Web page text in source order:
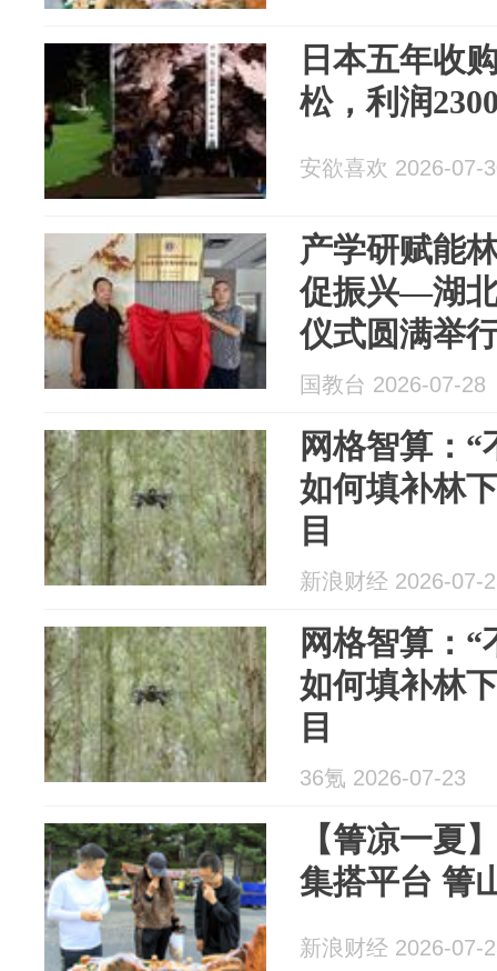
日本五年收
松，利润
安欲喜欢 2026-07-
产学研赋能
促振兴—湖
仪式圆满举
国教台 2026-07-28
网格智算：
如何填补林
目
新浪财经 2026-07-
网格智算：
如何填补林
目
36氪 2026-07-23
【箐凉一夏
集搭平台 箐
新浪财经 2026-07-